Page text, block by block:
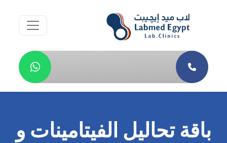
باقة تحاليل الفيتامينات و